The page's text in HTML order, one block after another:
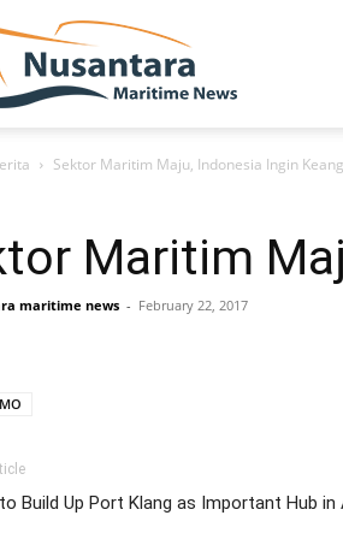
Sektor Maritim Maju, Indonesia Ingin
Maritim
maritime news - February 22, 2017
Build Up Port Klang as Important Hub in